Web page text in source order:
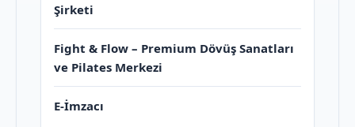
Şirketi
Fight & Flow – Premium Dövüş Sanatları
ve Pilates Merkezi
E-İmzacı